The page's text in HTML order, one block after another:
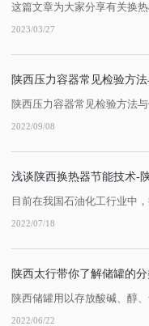
2023/03/27
陕西压力容器常见检验方
2022/09/08
浅谈陕西换热器节能技术-
2022/07/18
陕西太行带你了解储罐的
2022/06/22